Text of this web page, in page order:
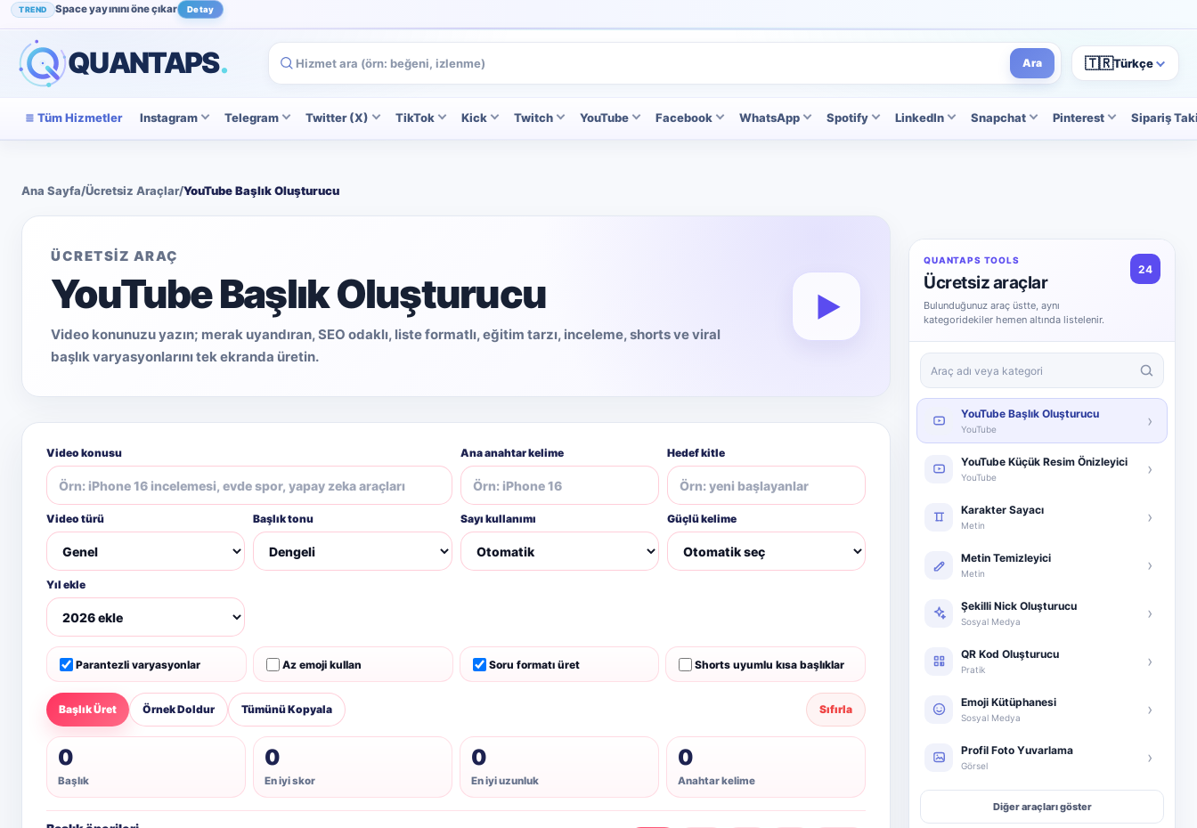
TREND Space yayınını öne çıkar Detay
POPÜLER Instagram beğenini artır İncele
QUANTAPS. Ara 🇹🇷Türkçe
Tüm Hizmetler Instagram Telegram Twitter (X) TikTok Kick Twitch YouTube Facebook WhatsApp Spotify LinkedIn Snapchat Pinterest Sipariş
Ana Sayfa/Ücretsiz Araçlar/YouTube Başlık Oluşturucu
ÜCRETSİZ ARAÇ
YouTube Başlık Oluşturucu
Video konunuzu yazın; merak uyandıran, SEO odaklı, liste formatlı, eğitim tarzı, inceleme, shorts ve viral
başlık varyasyonlarını tek ekranda üretin.
▶
Video konusu Ana anahtar kelime Hedef kitle
Video türü Başlık tonu Sayı kullanımı Güçlü kelime
Yıl ekle
Parantezli varyasyonlar Az emoji kullan Soru formatı üret Shorts uyumlu kısa başlıklar
Başlık Üret Örnek Doldur Tümünü Kopyala Sıfırla
0
Başlık
0
En iyi skor
0
En iyi uzunluk
0
Anahtar kelime
QUANTAPS TOOLS
Ücretsiz araçlar
Bulunduğunuz araç üstte, aynı
kategoridekiler hemen altında listelenir.
24
Ücretsiz araçlarda ara
YouTube Başlık Oluşturucu
YouTube ›
YouTube Küçük Resim Önizleyici
YouTube ›
Karakter Sayacı
Metin ›
Metin Temizleyici
Metin ›
Şekilli Nick Oluşturucu
Sosyal Medya ›
QR Kod Oluşturucu
Pratik ›
Emoji Kütüphanesi
Sosyal Medya ›
Profil Foto Yuvarlama
Görsel ›
Diğer araçları göster